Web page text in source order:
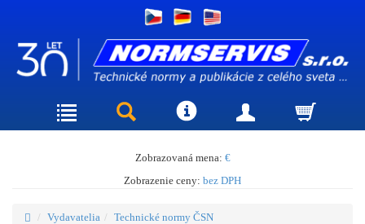
Zobrazovaná mena: €
Zobrazenie ceny: bez DPH
Vydavatelia
Technické normy ČSN